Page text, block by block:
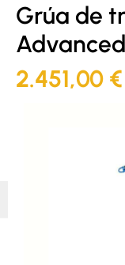
Grúa de
Advanced
2.451,00 €